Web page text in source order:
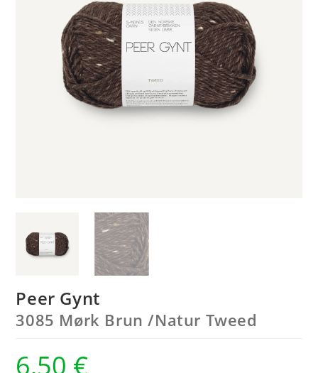
Peer Gynt
3085 Mørk Brun /Natur Tweed
6,50 €